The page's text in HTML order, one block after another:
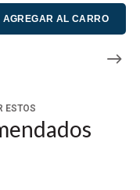
AGREGAR AL CARRO
ESTOS